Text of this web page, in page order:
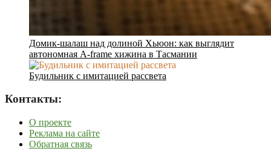
Домик-шалаш над долиной Хьюон: как выглядит
автономная A-frame хижина в Тасмании
Будильник с имитацией рассвета
Контакты:
О проекте
Реклама на сайте
Обратная связь